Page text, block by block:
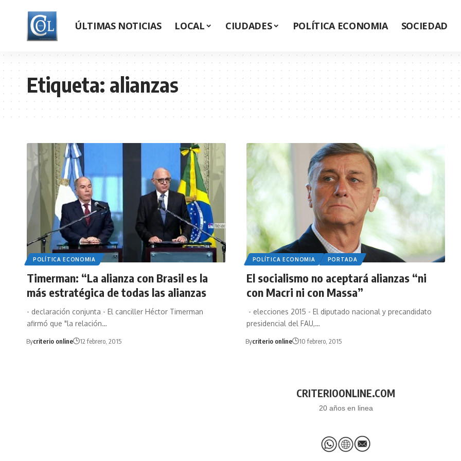
ÚLTIMAS NOTICIAS LOCAL CIUDADES POLÍTICA ECONOMIA SOCIEDAD
Etiqueta: alianzas
POLÍTICA ECONOMIA
Timerman: “La alianza con Brasil es la
más estratégica de todas las alianzas
- declaración conjunta - El canciller Héctor Timerman
afirmó que "la relación…
Bycriterio online 12 febrero, 2015
POLÍTICA ECONOMIA PORTADA
El socialismo no aceptará alianzas “ni
con Macri ni con Massa”
- elecciones 2015 - El diputado nacional y precandidato
presidencial del FAU,…
Bycriterio online 10 febrero, 2015
CRITERIOONLINE.COM
20 años en linea